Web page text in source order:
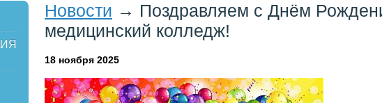
Новости → Поздравляем с Днём
медицинский колледж!
18 ноября 2025